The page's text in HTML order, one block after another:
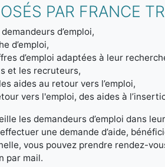
PAR FRANCE
d’emploi,
d’emploi,
d’emploi adaptées à leur
et les recruteurs,
aides au retour vers l’emploi,
vers l'emploi, des aides à
les demandeurs d’emploi dans
une demande d’aide,
vous pouvez prendre rendez-
par mail.